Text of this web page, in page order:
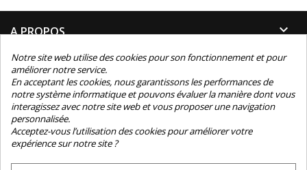
A PROPOS 
INFORMATIONS 
INFORMATIONS TECHNIQUES 
CONTACT
Notre site web utilise des cookies pour son fonctionnement et pour
améliorer notre service.
En acceptant les cookies, nous garantissons les performances de
notre système informatique et pouvons évaluer la manière dont vous
interagissez avec notre site web et vous proposer une navigation
personnalisée.
Acceptez-vous l’utilisation des cookies pour améliorer votre
expérience sur notre site ?